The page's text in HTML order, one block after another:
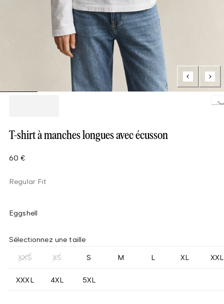
T-shirt à manches longues avec écusson
60 €
Regular Fit
Eggshell
Sélectionnez une taille
XXS XS S M L XL XXL
XXXL 4XL 5XL